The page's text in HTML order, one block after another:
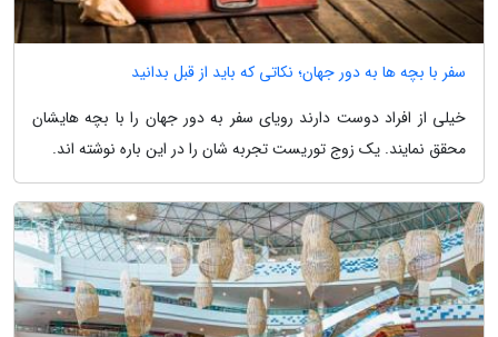
سفر با بچه ها به دور جهان؛ نکاتی که باید از قبل بدانید
خیلی از افراد دوست دارند رویای سفر به دور جهان را با بچه هایشان
محقق نمایند. یک زوج توریست تجربه شان را در این باره نوشته اند.